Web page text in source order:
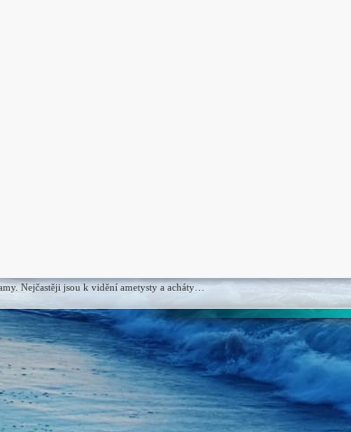
Nejčastěji jsou k vidění ametysty a acháty…